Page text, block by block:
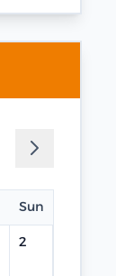
Sun
2